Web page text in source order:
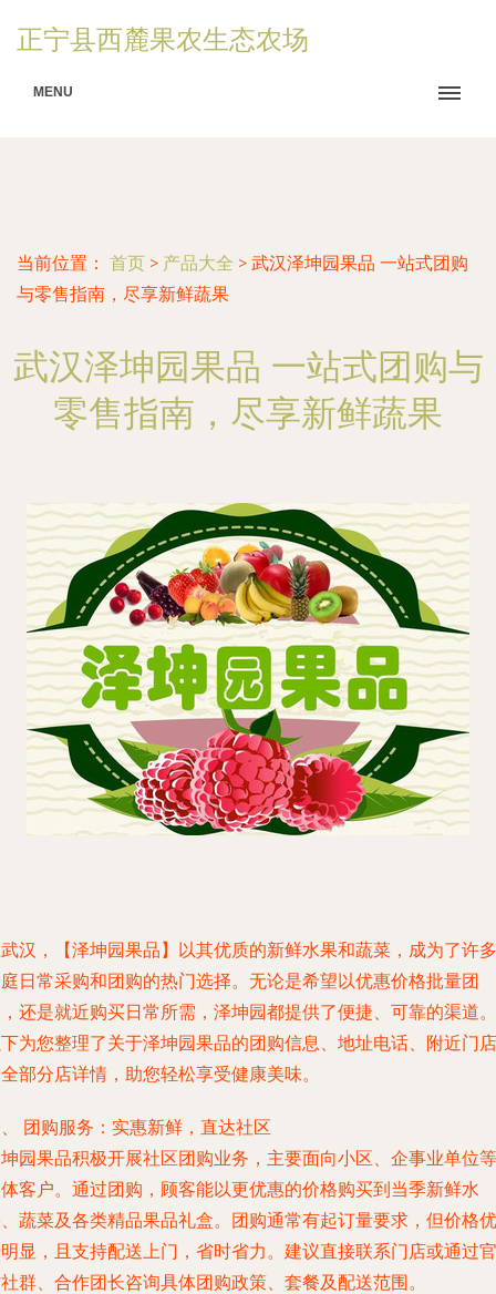
正宁县西麓果农生态农场
MENU
当前位置： 首页 > 产品大全 > 武汉泽坤园果品 一站式团购
与零售指南，尽享新鲜蔬果
武汉泽坤园果品 一站式团购与
零售指南，尽享新鲜蔬果
汉，【泽坤园果品】以其优质的新鲜水果和蔬菜，成为了许多
日常采购和团购的热门选择。无论是希望以优惠价格批量团
还是就近购买日常所需，泽坤园都提供了便捷、可靠的渠道。
为您整理了关于泽坤园果品的团购信息、地址电话、附近门店
部分店详情，助您轻松享受健康美味。
团购服务：实惠新鲜，直达社区
园果品积极开展社区团购业务，主要面向小区、企事业单位等
客户。通过团购，顾客能以更优惠的价格购买到当季新鲜水
蔬菜及各类精品果品礼盒。团购通常有起订量要求，但价格优
显，且支持配送上门，省时省力。建议直接联系门店或通过官
群、合作团长咨询具体团购政策、套餐及配送范围。